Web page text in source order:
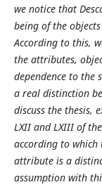
we notice that
being of the
According to this,
the attributes,
dependence to the
a real distinction
discuss the thesis,
LXII and LXIII of
according to which
attribute is a
assumption with